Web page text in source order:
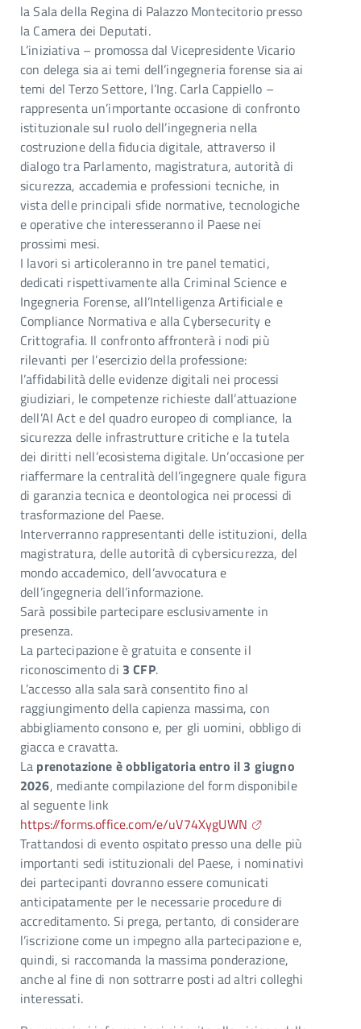
la Sala della Regina di Palazzo Montecitorio presso
la Camera dei Deputati.
L’iniziativa – promossa dal Vicepresidente Vicario
con delega sia ai temi dell’ingegneria forense sia ai
temi del Terzo Settore, l’Ing. Carla Cappiello –
rappresenta un’importante occasione di confronto
istituzionale sul ruolo dell’ingegneria nella
costruzione della fiducia digitale, attraverso il
dialogo tra Parlamento, magistratura, autorità di
sicurezza, accademia e professioni tecniche, in
vista delle principali sfide normative, tecnologiche
e operative che interesseranno il Paese nei
prossimi mesi.
I lavori si articoleranno in tre panel tematici,
dedicati rispettivamente alla Criminal Science e
Ingegneria Forense, all’Intelligenza Artificiale e
Compliance Normativa e alla Cybersecurity e
Crittografia. Il confronto affronterà i nodi più
rilevanti per l’esercizio della professione:
l’affidabilità delle evidenze digitali nei processi
giudiziari, le competenze richieste dall’attuazione
dell’AI Act e del quadro europeo di compliance, la
sicurezza delle infrastrutture critiche e la tutela
dei diritti nell’ecosistema digitale. Un’occasione per
riaffermare la centralità dell’ingegnere quale figura
di garanzia tecnica e deontologica nei processi di
trasformazione del Paese.
Interverranno rappresentanti delle istituzioni, della
magistratura, delle autorità di cybersicurezza, del
mondo accademico, dell’avvocatura e
dell’ingegneria dell’informazione.
Sarà possibile partecipare esclusivamente in
presenza.
La partecipazione è gratuita e consente il
riconoscimento di 3 CFP.
L’accesso alla sala sarà consentito fino al
raggiungimento della capienza massima, con
abbigliamento consono e, per gli uomini, obbligo di
giacca e cravatta.
La prenotazione è obbligatoria entro il 3 giugno
2026, mediante compilazione del form disponibile
al seguente link
https://forms.office.com/e/uV74XygUWN
Trattandosi di evento ospitato presso una delle più
importanti sedi istituzionali del Paese, i nominativi
dei partecipanti dovranno essere comunicati
anticipatamente per le necessarie procedure di
accreditamento. Si prega, pertanto, di considerare
l’iscrizione come un impegno alla partecipazione e,
quindi, si raccomanda la massima ponderazione,
anche al fine di non sottrarre posti ad altri colleghi
interessati.